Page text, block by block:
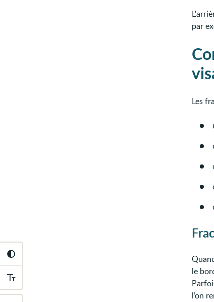
Outils
d'accessibilité
par
Les
le
l’on